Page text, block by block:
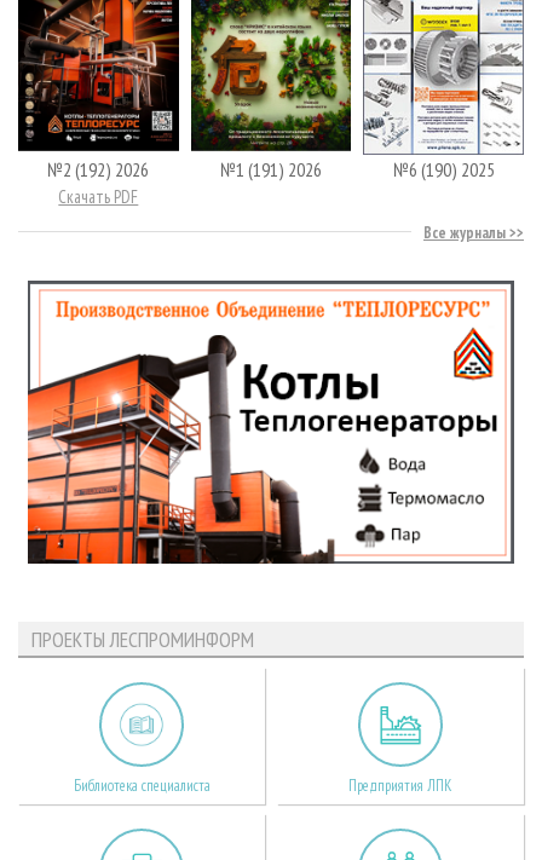
№2 (192) 2026
Скачать PDF
№1 (191) 2026 №6 (190) 2025
Все журналы
ПРОЕКТЫ ЛЕСПРОМИНФОРМ
Библиотека специалиста Предприятия ЛПК